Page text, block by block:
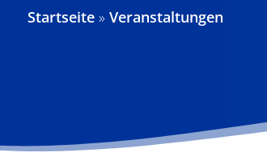
Startseite »Veranstaltungen